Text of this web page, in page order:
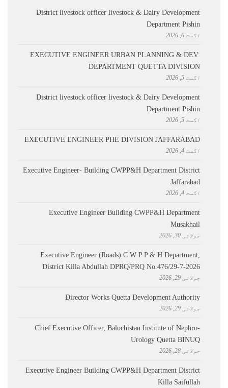
District livestock officer livestock & Dairy Development
Department Pishin
اگست 6, 2026
EXECUTIVE ENGINEER URBAN PLANNING & DEV:
DEPARTMENT QUETTA DIVISION
اگست 5, 2026
District livestock officer livestock & Dairy Development
Department Pishin
اگست 5, 2026
EXECUTIVE ENGINEER PHE DIVISION JAFFARABAD
اگست 4, 2026
Executive Engineer- Building CWPP&H Department District
Jaffarabad
اگست 4, 2026
Executive Engineer Building CWPP&H Department
Musakhail
جولائی 30, 2026
Executive Engineer (Roads) C W P P & H Department,
District Killa Abdullah ​DPRQ/PRQ No.476/29-7-2026
جولائی 29, 2026
Director Works Quetta Development Authority
جولائی 29, 2026
Chief Executive Officer, Balochistan Institute of Nephro-
Urology Quetta BINUQ
جولائی 28, 2026
Executive Engineer Building CWPP&H Department District
Killa Saifullah